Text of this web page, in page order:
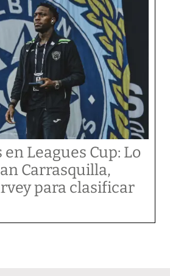
Leagues Cup: Lo
Carrasquilla,
para clasificar